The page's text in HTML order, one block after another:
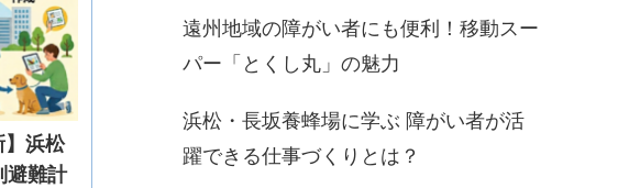
】浜松
避難計
遠州地域の障がい者にも便利！移動スー
パー「とくし丸」の魅力
浜松・長坂養蜂場に学ぶ 障がい者が活
躍できる仕事づくりとは？